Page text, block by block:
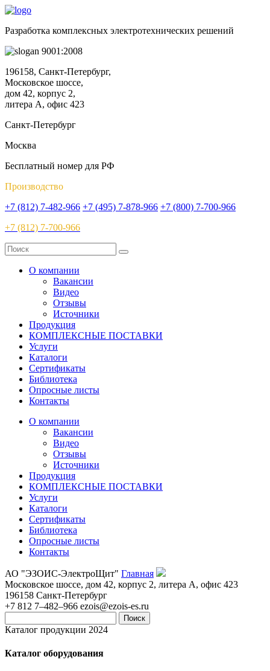
Разработка комплексных электротехнических решений
9001:2008
196158, Санкт-Петербург,
Московское шоссе,
дом 42, корпус 2,
литера А, офис 423
Санкт-Петербург
Москва
Бесплатный номер для РФ
Производство
+7 (812) 7-482-966 +7 (495) 7-878-966 +7 (800) 7-700-966
+7 (812) 7-700-966
О компании
Вакансии
Видео
Отзывы
Источники
Продукция
КОМПЛЕКСНЫЕ ПОСТАВКИ
Услуги
Каталоги
Сертификаты
Библиотека
Опросные листы
Контакты
О компании
Вакансии
Видео
Отзывы
Источники
Продукция
КОМПЛЕКСНЫЕ ПОСТАВКИ
Услуги
Каталоги
Сертификаты
Библиотека
Опросные листы
Контакты
АО "ЭЗОИС-ЭлектроЩит" Главная
Московское шоссе, дом 42, корпус 2, литера А, офис 423
196158 Санкт-Петербург
+7 812 7–482–966 ezois@ezois-es.ru
Поиск
Каталог продукции 2024
Каталог оборудования